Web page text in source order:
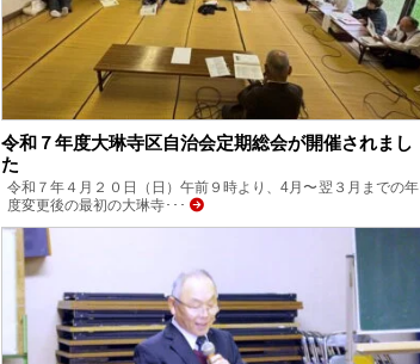
令和７年度大琳寺区自治会定期総会が開催されまし
た
令和７年４月２０日（日）午前９時より、4月〜翌３月までの年
度変更後の最初の大琳寺･･･